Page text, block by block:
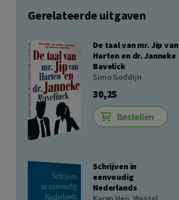
Gerelateerde uitgaven
De taal van mr. Jip van
Harten en dr. Janneke
Bavelick
Simo Goddijn
30,25
Bestellen
Schrijven in
eenvoudig
Nederlands